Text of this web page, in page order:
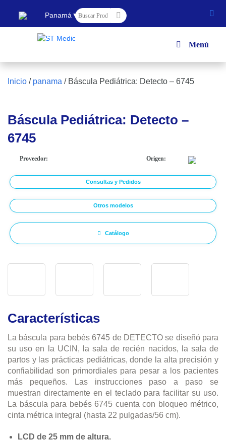
Panamá ▼
Menú
Inicio / panama / Báscula Pediátrica: Detecto – 6745
Báscula Pediátrica: Detecto –
6745
Proveedor: Origen:
Consultas y Pedidos
Otros modelos
Catálogo
Características
La báscula para bebés 6745 de DETECTO se diseñó para
su uso en la UCIN, la sala de recién nacidos, la sala de
partos y las prácticas pediátricas, donde la alta precisión y
confiabilidad son primordiales para pesar a los pacientes
más pequeños. Las instrucciones paso a paso se
muestran directamente en el teclado para facilitar su uso.
La báscula para bebés 6745 cuenta con bloqueo métrico,
cinta métrica integral (hasta 22 pulgadas/56 cm).
LCD de 25 mm de altura.